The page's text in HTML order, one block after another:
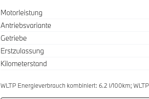
Spezifikation
Motorleistung
Antriebsvariante
Getriebe
Erstzulassung
Kilometerstand
WLTP Energieverbrauch kombiniert: 6.2 l/100km;